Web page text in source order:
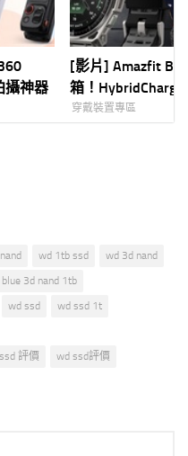
攝神器
[影片] Amazfit
箱！
HYROX 混合訓練
穿戴裝置專區
wd 1tb ssd
wd 3d nand
3d nand 1tb
wd ssd
wd ssd 1t
評價
wd ssd評價